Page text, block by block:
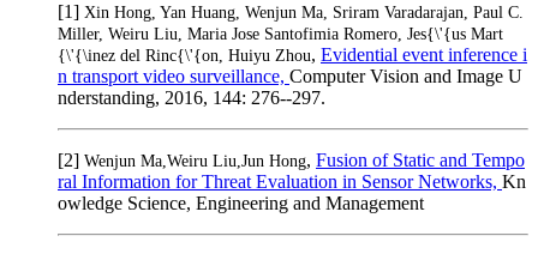
[1] Xin Hong, Yan Huang, Wenjun Ma, Sriram Varadarajan, Paul C.
Miller, Weiru Liu, Maria Jose Santofimia Romero, Jes{\'{us Mart
{\'{\inez del Rinc{\'{on, Huiyu Zhou, Evidential event inference i
n transport video surveillance, Computer Vision and Image U
nderstanding, 2016, 144: 276--297.
[2] Wenjun Ma,Weiru Liu,Jun Hong, Fusion of Static and Tempo
ral Information for Threat Evaluation in Sensor Networks, Kn
owledge Science, Engineering and Management